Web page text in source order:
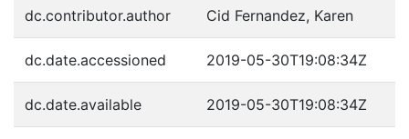
dc.contributor.author Cid Fernandez, Karen
dc.date.accessioned 2019-05-30T19:08:34Z
dc.date.available 2019-05-30T19:08:34Z